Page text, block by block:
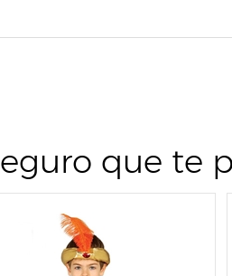
que te